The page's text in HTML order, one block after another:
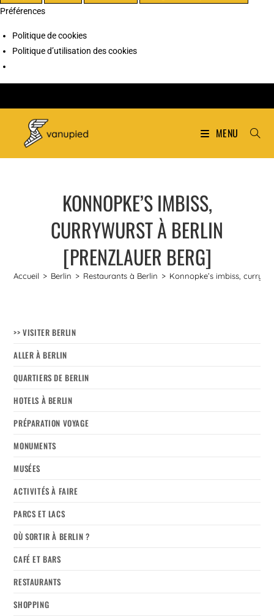
Préférences
Politique de cookies
Politique d’utilisation des cookies
MENU
KONNOPKE’S IMBISS,
CURRYWURST À BERLIN
[PRENZLAUER BERG]
Accueil > Berlin > Restaurants à Berlin > Konnopke’s imbiss,
>> VISITER BERLIN
ALLER À BERLIN
QUARTIERS DE BERLIN
HOTELS À BERLIN
PRÉPARATION VOYAGE
MONUMENTS
MUSÉES
ACTIVITÉS À FAIRE
PARCS ET LACS
OÙ SORTIR À BERLIN ?
CAFÉ ET BARS
RESTAURANTS
SHOPPING